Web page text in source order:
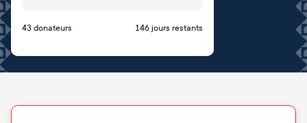
43 donateurs 146 jours restants